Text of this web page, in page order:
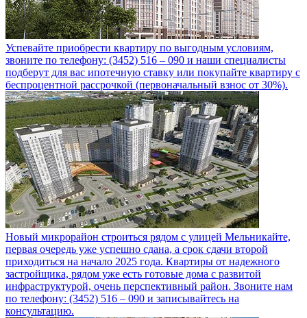
Успевайте приобрести квартиру по выгодным условиям,
звоните по телефону: (3452) 516 – 090 и наши специалисты
подберут для вас ипотечную ставку или покупайте квартиру с
беспроцентной рассрочкой (первоначальный взнос от 30%).
Новый микрорайон строиться рядом с улицей Мельникайте,
первая очередь уже успешно сдана, а срок сдачи второй
приходиться на начало 2025 года. Квартиры от надежного
застройщика, рядом уже есть готовые дома с развитой
инфраструктурой, очень перспективный район. Звоните нам
по телефону: (3452) 516 – 090 и записывайтесь на
консультацию.